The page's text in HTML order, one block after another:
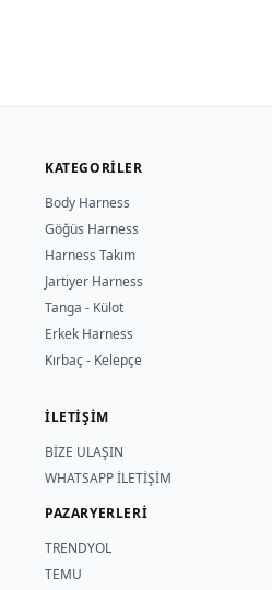
KATEGORILER
Body Harness
Göğüs Harness
Harness Takım
Jartiyer Harness
Tanga - Külot
Erkek Harness
Kırbaç - Kelepçe
İLETİŞİM
BİZE ULAŞIN
WHATSAPP İLETİŞİM
PAZARYERLERİ
TRENDYOL
TEMU